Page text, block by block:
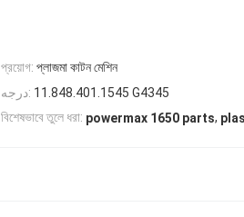
প্রয়োগ: প্লাজমা কাটন মেশিন
درجه: 11.848.401.1545 G4345
বিশেষভাবে তুলে ধরা: powermax 1650 parts,